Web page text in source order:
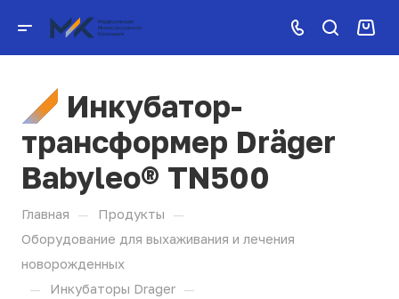
Инкубатор-
трансформер Dräger
Babyleo® TN500
Главная — Продукты —
Оборудование для выхаживания и лечения
новорожденных
— Инкубаторы Drager —